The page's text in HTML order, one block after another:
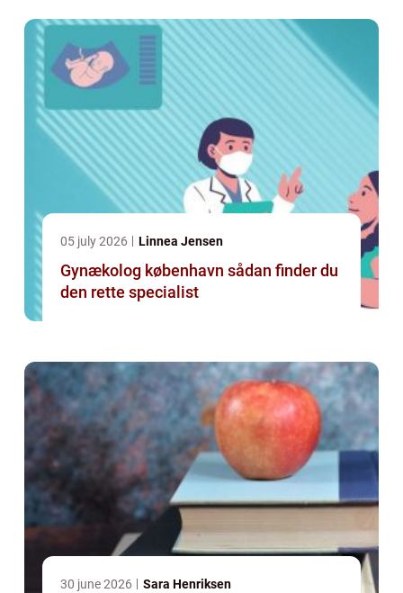
05 july 2026 Linnea Jensen
Gynækolog københavn sådan finder du
den rette specialist
30 june 2026 Sara Henriksen